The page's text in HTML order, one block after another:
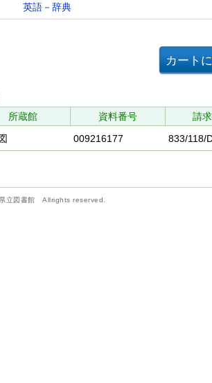
英語－辞典
所蔵館 資料番号
請
009216177 833/118/
立図書館 Allrights reserved.